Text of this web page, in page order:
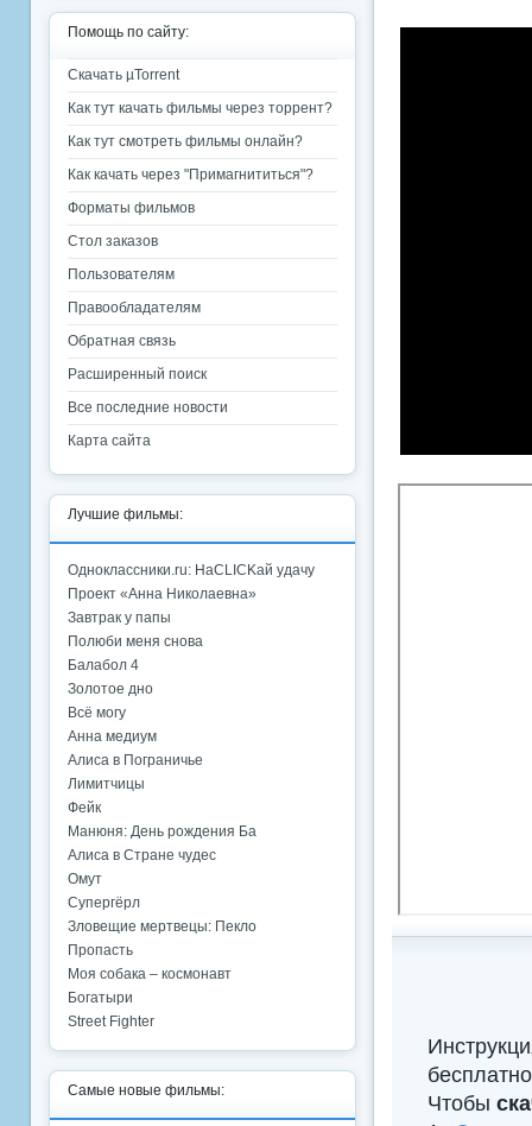
Чтобы
Помощь по сайту:
Скачать µTorrent
Как тут качать фильмы через торрент?
Как тут смотреть фильмы онлайн?
Как качать через "Примагнититься"?
Форматы фильмов
Стол заказов
Пользователям
Правообладателям
Обратная связь
Расширенный поиск
Все последние новости
Карта сайта
Лучшие фильмы:
Одноклассники.ru: НаCLICKай удачу
Проект «Анна Николаевна»
Завтрак у папы
Полюби меня снова
Балабол 4
Золотое дно
Всё могу
Анна медиум
Алиса в Пограничье
Лимитчицы
Фейк
Манюня: День рождения Ба
Алиса в Стране чудес
Омут
Супергёрл
Зловещие мертвецы: Пекло
Пропасть
Моя собака – космонавт
Богатыри
Street Fighter
Самые новые фильмы: